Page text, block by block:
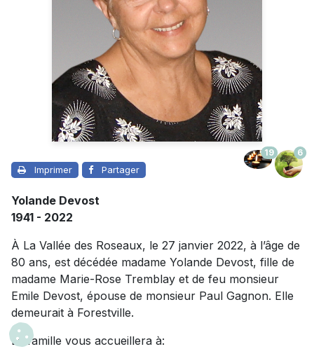
Imprimer Partager
19 6
Yolande Devost
1941 - 2022
À La Vallée des Roseaux, le 27 janvier 2022, à l’âge de
80 ans, est décédée madame Yolande Devost, fille de
madame Marie-Rose Tremblay et de feu monsieur
Emile Devost, épouse de monsieur Paul Gagnon. Elle
demeurait à Forestville.
La famille vous accueillera à: